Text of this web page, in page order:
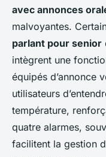
avec annonces
malvoyantes.
parlant pour senior
intègrent une
équipés d’annonce
utilisateurs
température,
quatre alarmes,
facilitent la gestion